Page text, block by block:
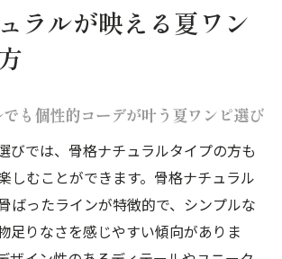
ラルが映える夏ワン
も個性的コーデが叶う夏ワンピ選び
びでは、骨格ナチュラルタイプの方も
しむことができます。骨格ナチュラル
ばったラインが特徴的で、シンプルな
足りなさを感じやすい傾向がありま